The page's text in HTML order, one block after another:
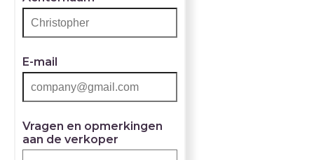
E-mail
Vragen en opmerkingen
aan de verkoper